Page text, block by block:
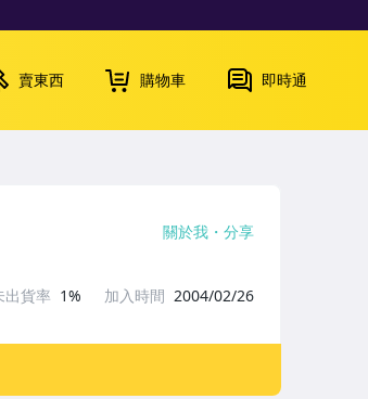
賣東西 購物車 即時通
關於我 分享
出貨率 1% 加入時間 2004/02/26